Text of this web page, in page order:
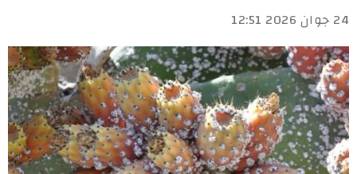
24 جوان 2026 12:51